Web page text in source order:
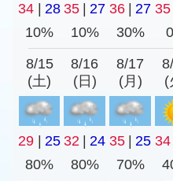
34 28 35 27 36 27 35
10%
10% 30%
8/15
(土)
8/16
(日)
8/17
(月)
(
29 25 32 24 35 25 34
80%
80% 70%